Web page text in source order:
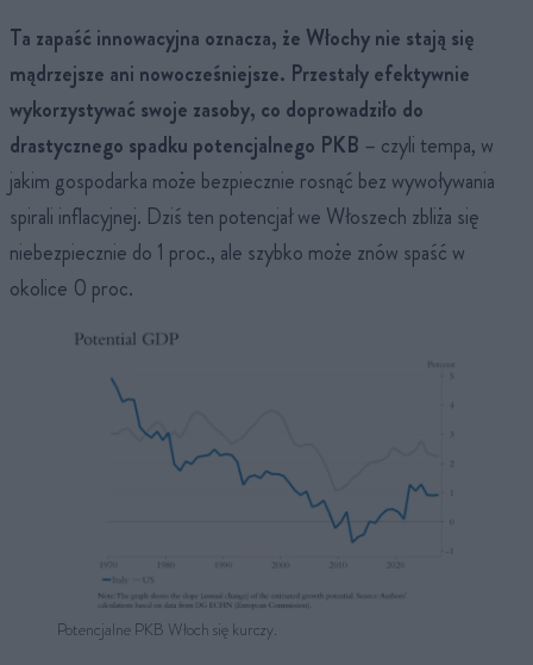
Ta zapaść innowacyjna oznacza, że Włochy nie stają się
mądrzejsze ani nowocześniejsze. Przestały efektywnie
wykorzystywać swoje zasoby, co doprowadziło do
drastycznego spadku potencjalnego PKB – czyli tempa, w
jakim gospodarka może bezpiecznie rosnąć bez wywoływania
spirali inflacyjnej. Dziś ten potencjał we Włoszech zbliża się
niebezpiecznie do 1 proc., ale szybko może znów spaść w
okolice 0 proc.
Potencjalne PKB Włoch się kurczy.